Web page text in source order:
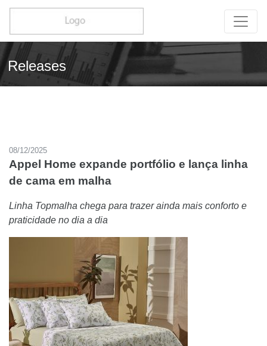
Releases
08/12/2025
Appel Home expande portfólio e lança linha
de cama em malha
Linha Topmalha chega para trazer ainda mais conforto e
praticidade no dia a dia